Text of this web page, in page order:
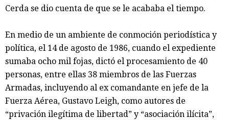
Cerda se dio cuenta de que se le acababa el tiempo.
En medio de un ambiente de conmoción periodística y
política, el 14 de agosto de 1986, cuando el expediente
sumaba ocho mil fojas, dictó el procesamiento de 40
personas, entre ellas 38 miembros de las Fuerzas
Armadas, incluyendo al ex comandante en jefe de la
Fuerza Aérea, Gustavo Leigh, como autores de
“privación ilegítima de libertad” y “asociación ilícita”,